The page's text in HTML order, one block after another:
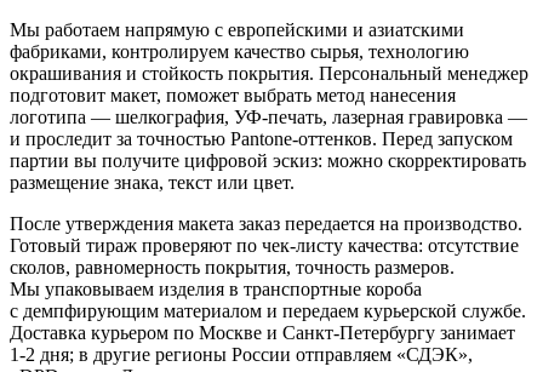
Мы работаем напрямую с европейскими и азиатскими
фабриками, контролируем качество сырья, технологию
окрашивания и стойкость покрытия. Персональный менеджер
подготовит макет, поможет выбрать метод нанесения
логотипа — шелкография, УФ-печать, лазерная гравировка —
и проследит за точностью Pantone-оттенков. Перед запуском
партии вы получите цифровой эскиз: можно скорректировать
размещение знака, текст или цвет.
После утверждения макета заказ передается на производство.
Готовый тираж проверяют по чек-листу качества: отсутствие
сколов, равномерность покрытия, точность размеров.
Мы упаковываем изделия в транспортные короба
с демпфирующим материалом и передаем курьерской службе.
Доставка курьером по Москве и Санкт-Петербургу занимает
1-2 дня; в другие регионы России отправляем «СДЭК»,